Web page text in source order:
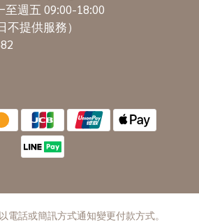
週五 09:00-18:00
不提供服務）
電話或簡訊方式通知變更付款方式。